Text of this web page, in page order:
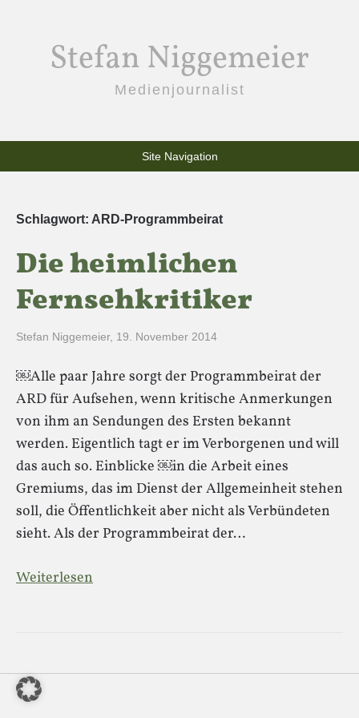
Stefan Niggemeier
Medienjournalist
Site Navigation
Schlagwort: ARD-Programmbeirat
Die heimlichen
Fernsehkritiker
Stefan Niggemeier, 19. November 2014
￼Alle paar Jahre sorgt der Programmbeirat der
ARD für Aufsehen, wenn kritische Anmerkungen
von ihm an Sendungen des Ersten bekannt
werden. Eigentlich tagt er im Verborgenen und will
das auch so. Einblicke ￼in die Arbeit eines
Gremiums, das im Dienst der Allgemeinheit stehen
soll, die Öffentlichkeit aber nicht als Verbündeten
sieht. Als der Programmbeirat der…
Weiterlesen